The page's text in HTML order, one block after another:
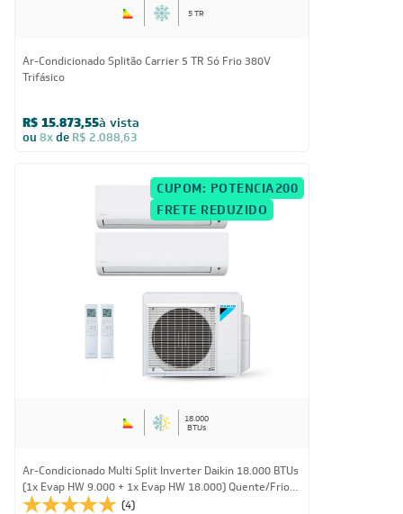
5 TR
Ar-Condicionado Splitão Carrier 5 TR Só Frio 380V
Trifásico
R$ 15.873,55à vista
ou 8xde R$ 2.088,63
CUPOM: POTENCIA200
FRETE REDUZIDO
18.000
BTUs
Ar-Condicionado Multi Split Inverter Daikin 18.000 BTUs
(1x Evap HW 9.000 + 1x Evap HW 18.000) Quente/Frio
220V
(4)